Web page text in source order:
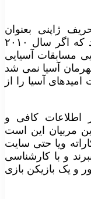
ژاپنی بعنوان
قدرتمندترین حریف چالاکی نام می برد که اگر سال ۲۰۱۰
مسابقات آسیایی
آسیا نمی شد
آسیا را از
اطلاعات کافی و
مربیان این است
ویا حتی سایت
و با کارشناسی
و یک بازیکن بازی